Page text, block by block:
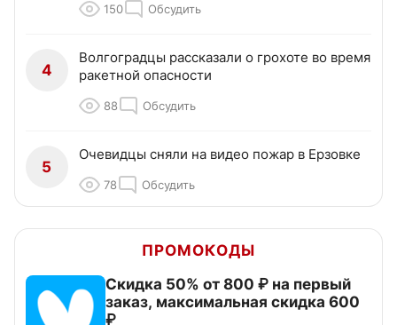
150 Обсудить
4
Волгоградцы рассказали о грохоте во время
ракетной опасности
88 Обсудить
5
Очевидцы сняли на видео пожар в Ерзовке
78 Обсудить
ПРОМОКОДЫ
Скидка 50% от 800 ₽ на первый
заказ, максимальная скидка 600
₽